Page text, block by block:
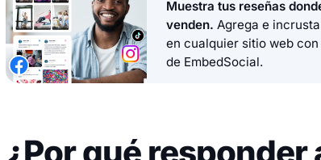
Muestra tus reseñas
venden. Agrega e
en cualquier sitio web
de EmbedSocial.